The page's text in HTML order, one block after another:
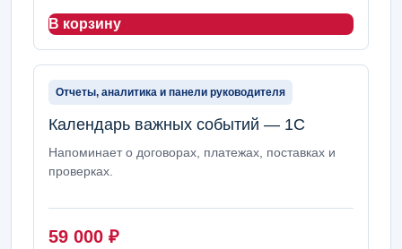
В корзину
Отчеты, аналитика и панели руководителя
Календарь важных событий — 1С
Напоминает о договорах, платежах, поставках и
проверках.
59 000 ₽